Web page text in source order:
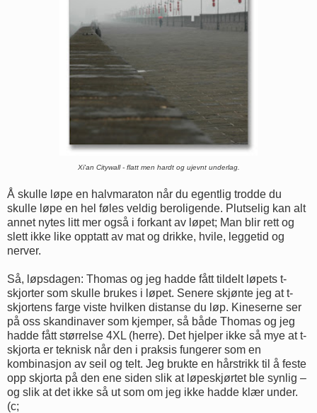
Xi'an Citywall - flatt men hardt og ujevnt underlag.
Å skulle løpe en halvmaraton når du egentlig trodde du
skulle løpe en hel føles veldig beroligende. Plutselig kan alt
annet nytes litt mer også i forkant av løpet; Man blir rett og
slett ikke like opptatt av mat og drikke, hvile, leggetid og
nerver.
Så, løpsdagen: Thomas og jeg hadde fått tildelt løpets t-
skjorter som skulle brukes i løpet. Senere skjønte jeg at t-
skjortens farge viste hvilken distanse du løp. Kineserne ser
på oss skandinaver som kjemper, så både Thomas og jeg
hadde fått størrelse 4XL (herre). Det hjelper ikke så mye at t-
skjorta er teknisk når den i praksis fungerer som en
kombinasjon av seil og telt. Jeg brukte en hårstrikk til å feste
opp skjorta på den ene siden slik at løpeskjørtet ble synlig –
og slik at det ikke så ut som om jeg ikke hadde klær under.
(c;